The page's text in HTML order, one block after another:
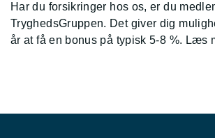
Har du forsikringer hos os, er du
TryghedsGruppen. Det giver dig
år at få en bonus på typisk 5-8 %. Læs